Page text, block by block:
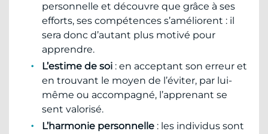
personnelle et découvre que grâce à ses
efforts, ses compétences s’améliorent : il
sera donc d’autant plus motivé pour
apprendre.
L’estime de soi : en acceptant son erreur et
en trouvant le moyen de l’éviter, par lui-
même ou accompagné, l’apprenant se
sent valorisé.
L’harmonie personnelle : les individus sont